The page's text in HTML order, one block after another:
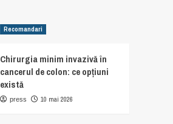
Recomandari
Chirurgia minim invazivă în
cancerul de colon: ce opțiuni
există
press 10 mai 2026